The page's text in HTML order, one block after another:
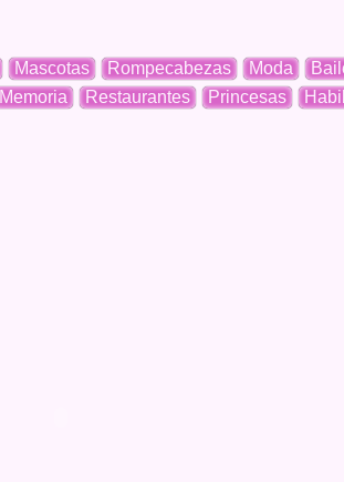
Mascotas Rompecabezas Moda
Memoria Restaurantes Princesas